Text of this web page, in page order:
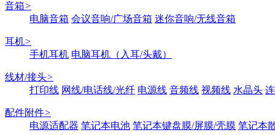
音箱>
电脑音箱 会议音响/广场音箱 迷你音响/无线音箱
耳机>
手机耳机 电脑耳机（入耳/头戴）
线材/接头>
打印线 网线/电话线/光纤 电源线 音频线 视频线 水晶头
配件附件>
电源适配器 笔记本电池 笔记本键盘膜/屏膜/壳膜 笔记本